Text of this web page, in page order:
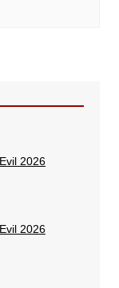
2026
2026